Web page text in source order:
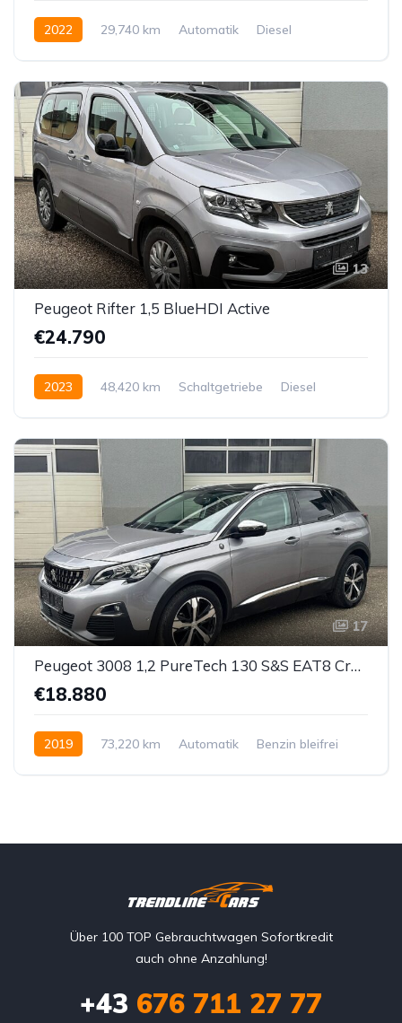
2022 29,740 km Automatik
Diesel
13
Peugeot Rifter 1,5 BlueHDI Active
€24.790
2023 48,420 km Schaltgetriebe
Diesel
17
Peugeot 3008 1,2 PureTech 130 S&S EAT8 Crossway
€18.880
2019 73,220 km Automatik
Benzin bleifrei
Über 100 TOP Gebrauchtwagen Sofortkredit
auch ohne Anzahlung!
+43 676 711 27 77